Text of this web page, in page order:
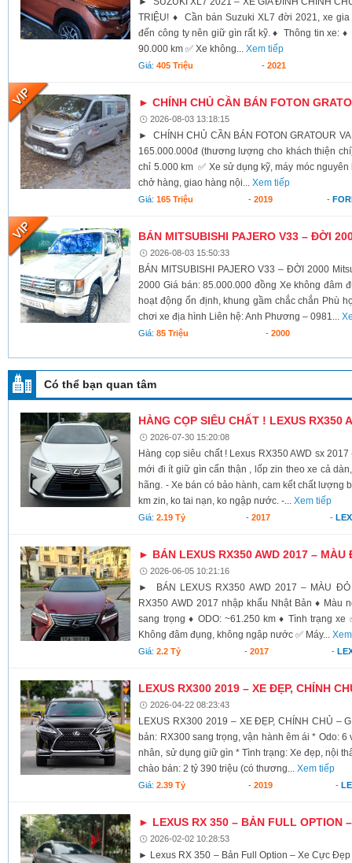
TRIỆU! ♦ Cần bán Suzuki XL7 đời 2021, xe
đến công ty nên giữ gìn rất kỹ. ♦ Thông tin xe:
90.000 km ✅ Xe không...Xem tiếp
Giá:405 Triệu - 2021
► CHÍNH CHỦ CẦN BÁN FOTON
2026-08-03 13:18:15
► CHÍNH CHỦ CẦN BÁN FOTON GRATOUR
165.000.000đ (thương lượng cho khách thiện
chỉ 5.000 km ✅ Xe sử dụng kỹ, máy móc
chở hàng, giao hàng nội...Xem tiếp
Giá:165 Triệu - 2019 -
BÁN MITSUBISHI PAJERO V33 – ĐỜI
2026-08-03 15:50:33
BÁN MITSUBISHI PAJERO V33 – ĐỜI 2000
2000 Giá bán: 85.000.000 đồng Xe không đâm
hoạt động ổn định, khung gầm chắc chắn Phù
chơi xe địa hình Liên hệ: Anh Phương – 0981...
Giá:85 Triệu -2000
Có thể bạn quan tâm
HÀNG CỌP SIÊU CHẤT ! LEXUS RX350
2026-07-30 15:20:08
Hàng cọp siêu chất ! Lexus RX350 AWD sx
mới đi ít giữ gìn cẩn thận , lốp zin theo xe cả
hãng. - Xe bán có bảo hành, cam kết chất lượng
km zin, ko tai nạn, ko ngập nước. -...Xem tiếp
Giá:2.19 Tỷ - 2017 -
► BÁN LEXUS RX350 AWD 2017 – MÀU
2026-06-05 10:21:16
► BÁN LEXUS RX350 AWD 2017 – MÀU
RX350 AWD 2017 nhập khẩu Nhật Bản ♦ Màu
sang trọng ♦ ODO: ~61.250 km ♦ Tình trạng xe
Không đâm đụng, không ngập nước ✅ Máy...
Giá:2.2 Tỷ - 2017 -
LEXUS RX300 2019 – XE ĐẸP, CHÍNH
2026-04-22 08:23:43
LEXUS RX300 2019 – XE ĐẸP, CHÍNH CHỦ –
bản: RX300 sang trọng, vận hành êm ái * Odo: 6
nhân, sử dụng giữ gìn * Tình trạng: Xe đẹp, nội
chào bán: 2 tỷ 390 triệu (có thương...Xem tiếp
Giá:2.39 Tỷ -2019 -
► LEXUS RX 350 – BẢN FULL OPTION
2026-02-02 10:28:53
► Lexus RX 350 – Bản Full Option – Xe Cực